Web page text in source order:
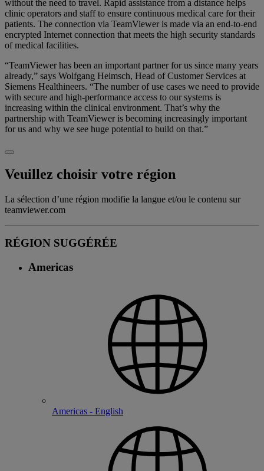
without the need to travel. Rapid assistance from a distance helps
clinic operators and staff to ensure continuous medical care for their
patients. The connection via TeamViewer is made via an end-to-end
encrypted Internet connection that meets the high security standards
of medical facilities.
“TeamViewer has been an important partner for us since many years
already,” says Wolfgang Heimsch, Head of Customer Services at
Siemens Healthineers. “The number of use cases we need to provide
with secure and high-performance access to our systems is
increasing within the clinical environment. That’s why the
partnership with TeamViewer is becoming increasingly important
for us and why we see huge potential to build on that.”
Veuillez choisir votre région
La sélection d’une région modifie la langue et/ou le contenu sur
teamviewer.com
RÉGION SUGGÉRÉE
Americas
Americas - English